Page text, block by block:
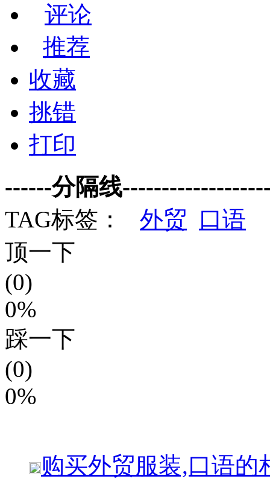
评论
推荐
收藏
挑错
打印
------分隔线
TAG标签：
外贸
口语
顶一下
(0)
0%
踩一下
(0)
0%
购买外贸服装,口语的